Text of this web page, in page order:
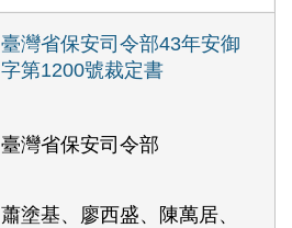
臺灣省保安司令部43年安御
字第1200號裁定書
臺灣省保安司令部
蕭塗基、廖西盛、陳萬居、